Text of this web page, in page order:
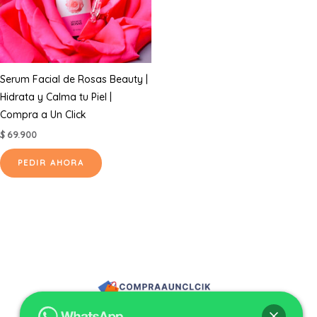
Serum Facial de Rosas Beauty |
Hidrata y Calma tu Piel |
Compra a Un Click
$ 69.900
PEDIR AHORA